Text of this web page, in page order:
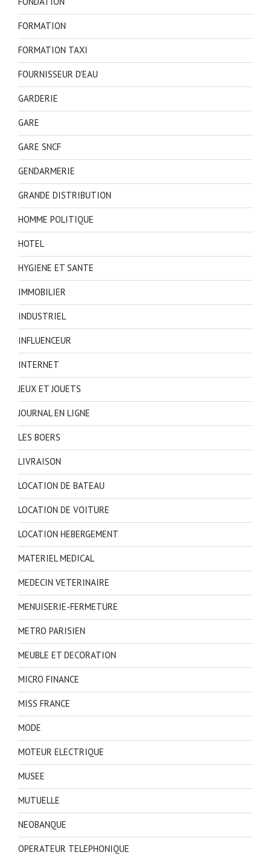
FORMATION
FORMATION TAXI
FOURNISSEUR D'EAU
GARDERIE
GARE
GARE SNCF
GENDARMERIE
GRANDE DISTRIBUTION
HOMME POLITIQUE
HOTEL
HYGIENE ET SANTE
IMMOBILIER
INDUSTRIEL
INFLUENCEUR
INTERNET
JEUX ET JOUETS
JOURNAL EN LIGNE
LES BOERS
LIVRAISON
LOCATION DE BATEAU
LOCATION DE VOITURE
LOCATION HEBERGEMENT
MATERIEL MEDICAL
MEDECIN VETERINAIRE
MENUISERIE-FERMETURE
METRO PARISIEN
MEUBLE ET DECORATION
MICRO FINANCE
MISS FRANCE
MODE
MOTEUR ELECTRIQUE
MUSEE
MUTUELLE
NEOBANQUE
OPERATEUR TELEPHONIQUE